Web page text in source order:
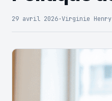
29 avril 2026·Virginie Henry